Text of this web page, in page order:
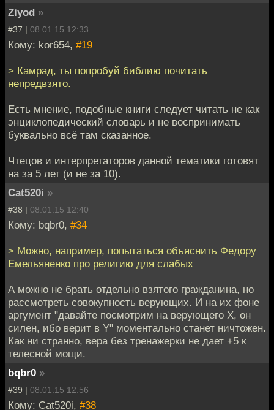
Ziyod »
#37 | 08.01.15 12:33
Кому: kor654, #19
> Камрад, ты попробуй библию почитать
непредвзято.
Есть мнение, подобные книги следует читать не как
энциклопедический словарь и не воспринимать
буквально всё там сказанное.
Чтецов и интерпретаторов данной тематики готовят
на за 5 лет (и не за 10).
Cat520i »
#38 | 08.01.15 12:40
Кому: bqbr0, #34
> Можно, например, попытаться объяснить Федору
Емельяненко про религию для слабых
А можно не брать отдельно взятого гражданина, но
рассмотреть совокупность верующих. И на их фоне
аргумент "давайте посмотрим на верующего Х, он
силен, ибо верит в Y" моментально станет ничтожен.
Как ни странно, вера без тренажерки не дает +5 к
телесной мощи.
bqbr0 »
#39 | 08.01.15 12:56
Кому: Cat520i, #38